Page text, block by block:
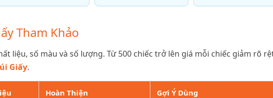
Tham Khảo
liệu, số màu và số lượng. Từ 500 chiếc trở lên giá mỗi chiếc giảm rõ
Giấy.
Hoàn Thiện Gợi Ý Dùng